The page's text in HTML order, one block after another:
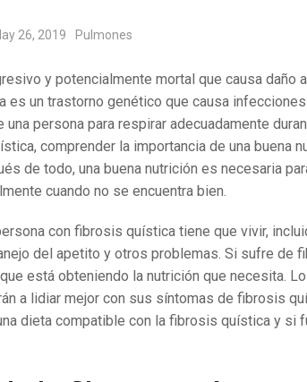
26, 2019 Pulmones
y potencialmente mortal que causa daño
un trastorno genético que causa
persona para respirar adecuadamente
comprender la importancia de una buena
de todo, una buena nutrición es necesaria
cuando no se encuentra bien.
con fibrosis quística tiene que vivir,
del apetito y otros problemas. Si sufre de
está obteniendo la nutrición que necesita.
a lidiar mejor con sus síntomas de fibrosis
dieta compatible con la fibrosis quística y si